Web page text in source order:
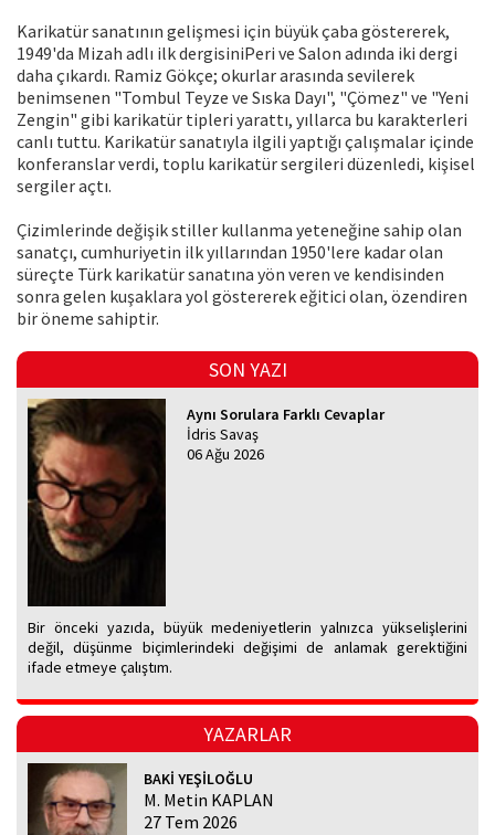
Karikatür sanatının gelişmesi için büyük çaba göstererek,
1949'da Mizah adlı ilk dergisiniPeri ve Salon adında iki dergi
daha çıkardı. Ramiz Gökçe; okurlar arasında sevilerek
benimsenen "Tombul Teyze ve Sıska Dayı", "Çömez" ve "Yeni
Zengin" gibi karikatür tipleri yarattı, yıllarca bu karakterleri
canlı tuttu. Karikatür sanatıyla ilgili yaptığı çalışmalar içinde
konferanslar verdi, toplu karikatür sergileri düzenledi, kişisel
sergiler açtı.
Çizimlerinde değişik stiller kullanma yeteneğine sahip olan
sanatçı, cumhuriyetin ilk yıllarından 1950'lere kadar olan
süreçte Türk karikatür sanatına yön veren ve kendisinden
sonra gelen kuşaklara yol göstererek eğitici olan, özendiren
bir öneme sahiptir.
SON YAZI
Aynı Sorulara Farklı Cevaplar
İdris Savaş
06 Ağu 2026
Bir önceki yazıda, büyük medeniyetlerin yalnızca yükselişlerini
değil, düşünme biçimlerindeki değişimi de anlamak gerektiğini
ifade etmeye çalıştım.
YAZARLAR
BAKİ YEŞİLOĞLU
M. Metin KAPLAN
27 Tem 2026